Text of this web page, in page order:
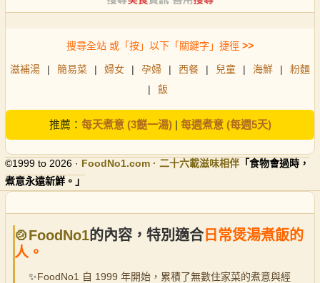
搜尋全站 或「按」以下「關鍵字」捷徑 >>
滋補湯 | 簡易菜 | 婦女 | 孕婦 | 西餐 | 兒童 | 海鮮 |
粉麵
|
飯
推薦： 每天煮意 (3餸一湯)| 每週煮意 (每週5天)
©1999 to 2026 · FoodNo1.com · 二十六載滋味相伴 「食物會過時，
煮意永遠新鮮。」
🍲FoodNo1的內容，特別適合 日常煲湯煮飯的
人。
✨FoodNo1 自 1999 年開始，累積了無數住家菜的煮意與經